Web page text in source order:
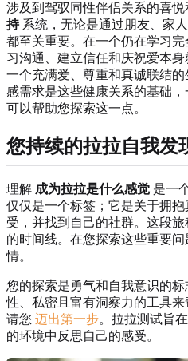
涉及到驾驭同性伴侣关系的喜
持系统，无论是通过朋友、家
都至关重要。在一个仍在学习
习沟通、建立信任和庆祝爱本
一个充满爱、尊重和真诚联结
感需求是这些健康关系的基础，
可以帮助您探索这一点。
您持续的拉拉自我发
理解 成为拉拉是什么感觉 是一
仅仅是一个标签；它是关于拥
受，并找到自己的社群。这段
的时间线。在您探索这些重要
情。
您的探索是勇气和自我意识的
性、私密且富有洞察力的工具
请您 迈出第一步。拉拉测试旨
的环境中反思自己的感受。